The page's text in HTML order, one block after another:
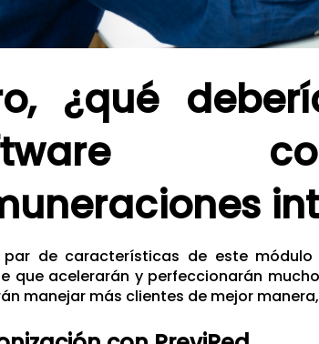
¿qué
par de características de este
que acelerarán y perfeccionarán
manejar más clientes de mejor